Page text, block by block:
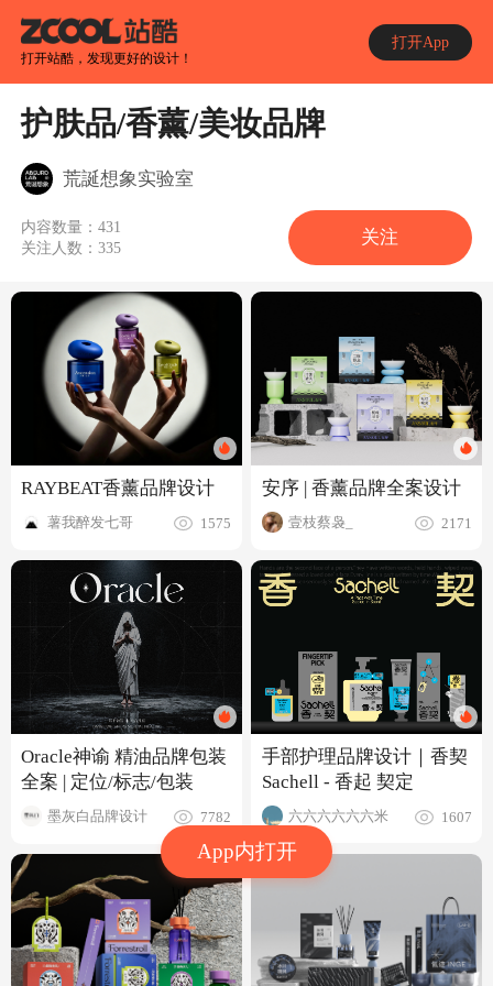
打开站酷，发现更好的设计！
打开App
App内打开
护肤品/香薰/美妆品牌
荒誕想象实验室
内容数量：431
关注人数：335
关注
RAYBEAT香薰品牌设计
薯我醉发七哥 1575
Oracle神谕 精油品牌包装
全案 | 定位/标志/包装
墨灰白品牌设计 7782
安序 | 香薰品牌全案设计
壹枝蔡袅_ 2171
手部护理品牌设计｜香契
Sachell - 香起 契定
六六六六六六米 1607